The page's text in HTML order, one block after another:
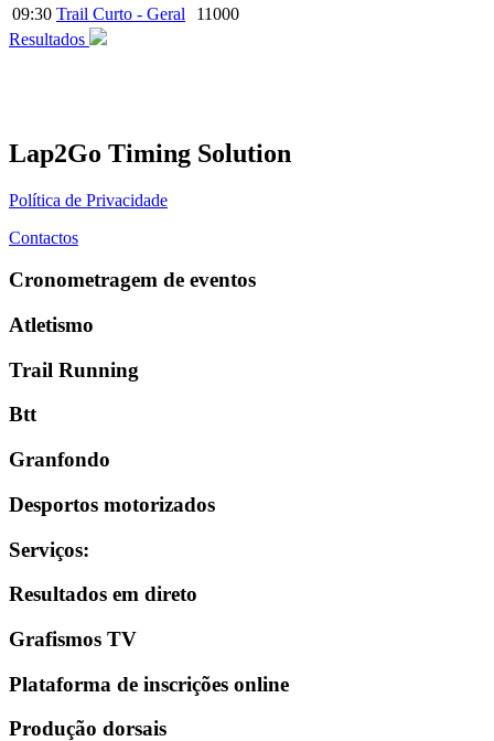
09:30 Trail Curto - Geral
11000
Resultados
Lap2Go Timing Solution
Política de Privacidade
Contactos
Cronometragem de eventos
Atletismo
Trail Running
Btt
Granfondo
Desportos motorizados
Serviços:
Resultados em direto
Grafismos TV
Plataforma de inscrições online
Produção dorsais